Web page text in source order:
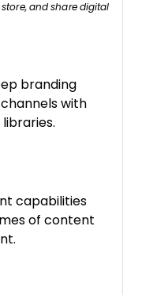
and share digital
branding
with
capabilities
of content